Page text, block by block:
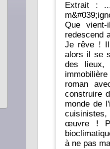
Extrait : ... C&#039;est un autre gus qui entre,
Que
redescend
Je rêve ! Il manquait une porte dans une autre maison, sans
alors il se sert ici ! Je
des lieux,
roman avec
construire
monde de
œuvre ! Pour sa réflexion et ses conseils sur la construction
à ne pas